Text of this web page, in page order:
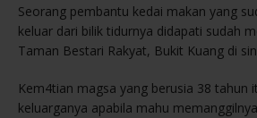
Seorang pembantu kedai makan yang
keluar dari bilik tidurnya didapati sudah
Taman Bestari Rakyat, Bukit Kuang di
Kem4tian magsa yang berusia 38 tahun
keluarganya apabila mahu